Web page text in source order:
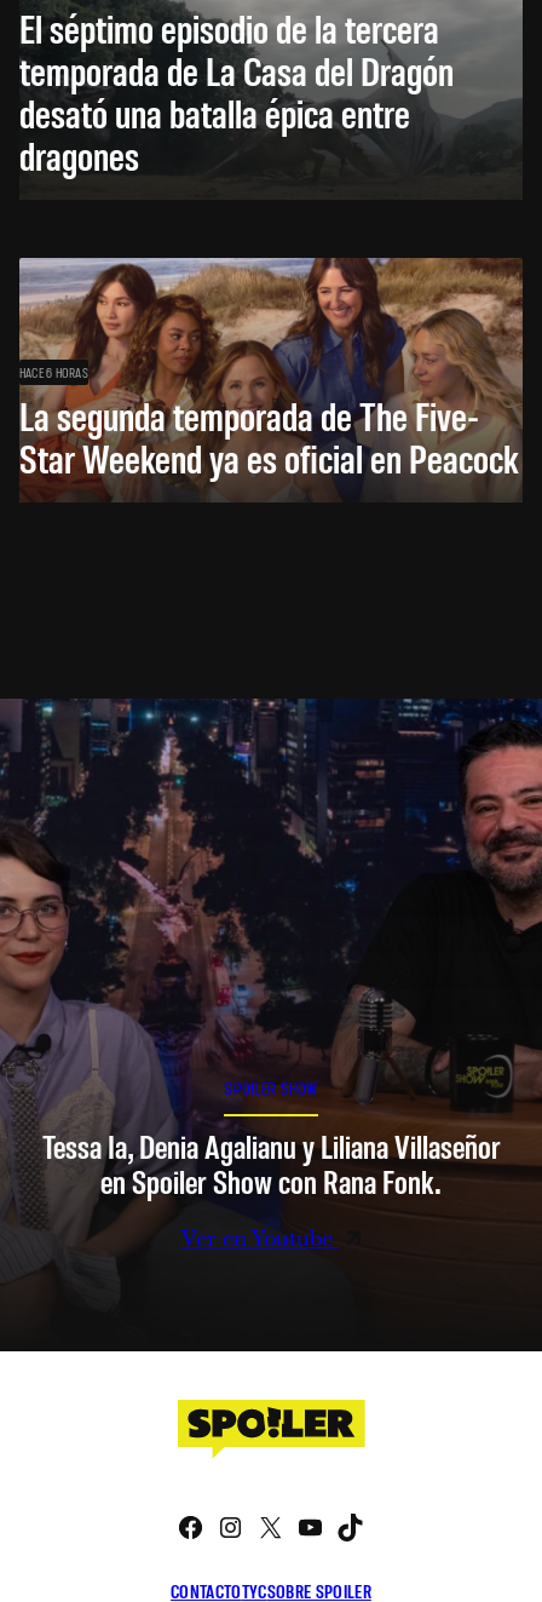
El séptimo episodio de la tercera
temporada de La Casa del Dragón
desató una batalla épica entre
dragones
HACE 6 HORAS
La segunda temporada de The Five-
Star Weekend ya es oficial en Peacock
SPOILER SHOW
Tessa Ia, Denia Agalianu y Liliana Villaseñor
en Spoiler Show con Rana Fonk.
Ver en Youtube
CONTACTOTYCSOBRE SPOILER
Facebook
Instagram
X YouTube